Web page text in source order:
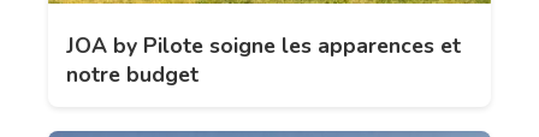
JOA by Pilote soigne les apparences et
notre budget